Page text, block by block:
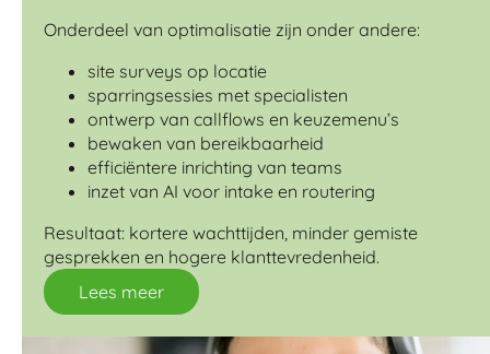
Onderdeel van optimalisatie zijn onder andere:
site surveys op locatie
sparringsessies met specialisten
ontwerp van callflows en keuzemenu’s
bewaken van bereikbaarheid
efficiëntere inrichting van teams
inzet van AI voor intake en routering
Resultaat: kortere wachttijden, minder gemiste
gesprekken en hogere klanttevredenheid.
Lees meer